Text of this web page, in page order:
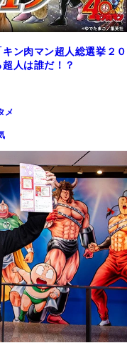
ン肉マン超人総選挙２０
人は誰だ！？
メ